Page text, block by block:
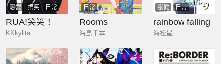
戀愛 搞笑 日常
RUA!笑笑！
KKkylita
日常
Rooms
海島千本
戀愛 日常
rainbow falling
海松鼠